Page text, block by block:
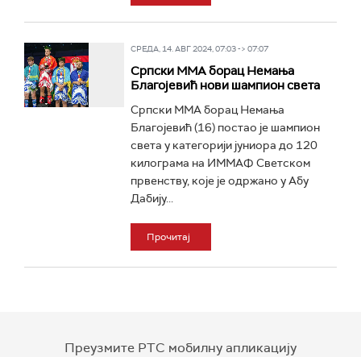
СРЕДА, 14. АВГ 2024, 07:03 -> 07:07
Српски ММА борац Немања
Благојевић нови шампион света
Српски ММА борац Немања
Благојевић (16) постао је шампион
света у категорији јуниора до 120
килограма на ИММАФ Светском
првенству, које је одржано у Абу
Дабију...
Прочитај
Преузмите РТС мобилну апликацију